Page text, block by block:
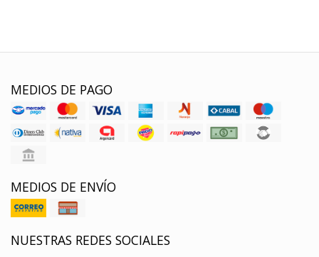
MEDIOS DE PAGO
MEDIOS DE ENVÍO
NUESTRAS REDES SOCIALES